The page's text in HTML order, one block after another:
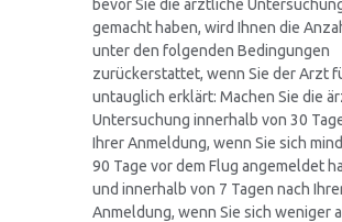
bevor Sie die ärztliche
gemacht haben, wird Ihnen die
unter den folgenden Bedingungen
zurückerstattet, wenn Sie der Arzt
untauglich erklärt: Machen Sie die
Untersuchung innerhalb von 30
Ihrer Anmeldung, wenn Sie sich
90 Tage vor dem Flug angemeldet
und innerhalb von 7 Tagen nach
Anmeldung, wenn Sie sich weniger